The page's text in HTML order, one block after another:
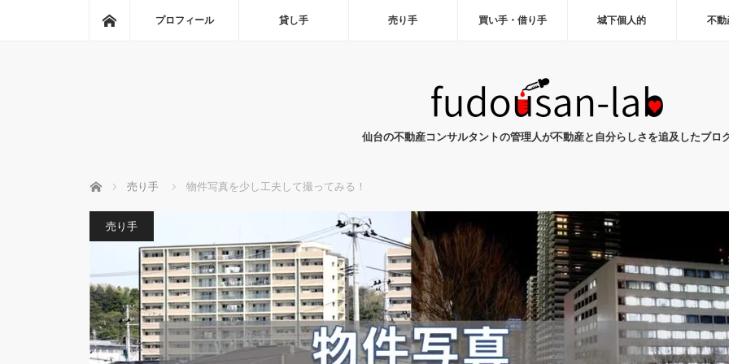
ホームプロフィール 貸し手 売り手 買い手・借り手 城下個人的 不動
仙台の不動産コンサルタントの管理人が不動産と自分らしさを追及したブロ
ホーム 売り手 物件写真を少し工夫して撮ってみる！
売り手